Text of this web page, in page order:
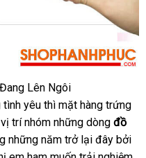
Lên Ngôi
tình yêu nhận
xét
thì mặt hàng trứng
trí nhóm online
những dòng đồ
giá
những năm trở lại đây đặt
bởi